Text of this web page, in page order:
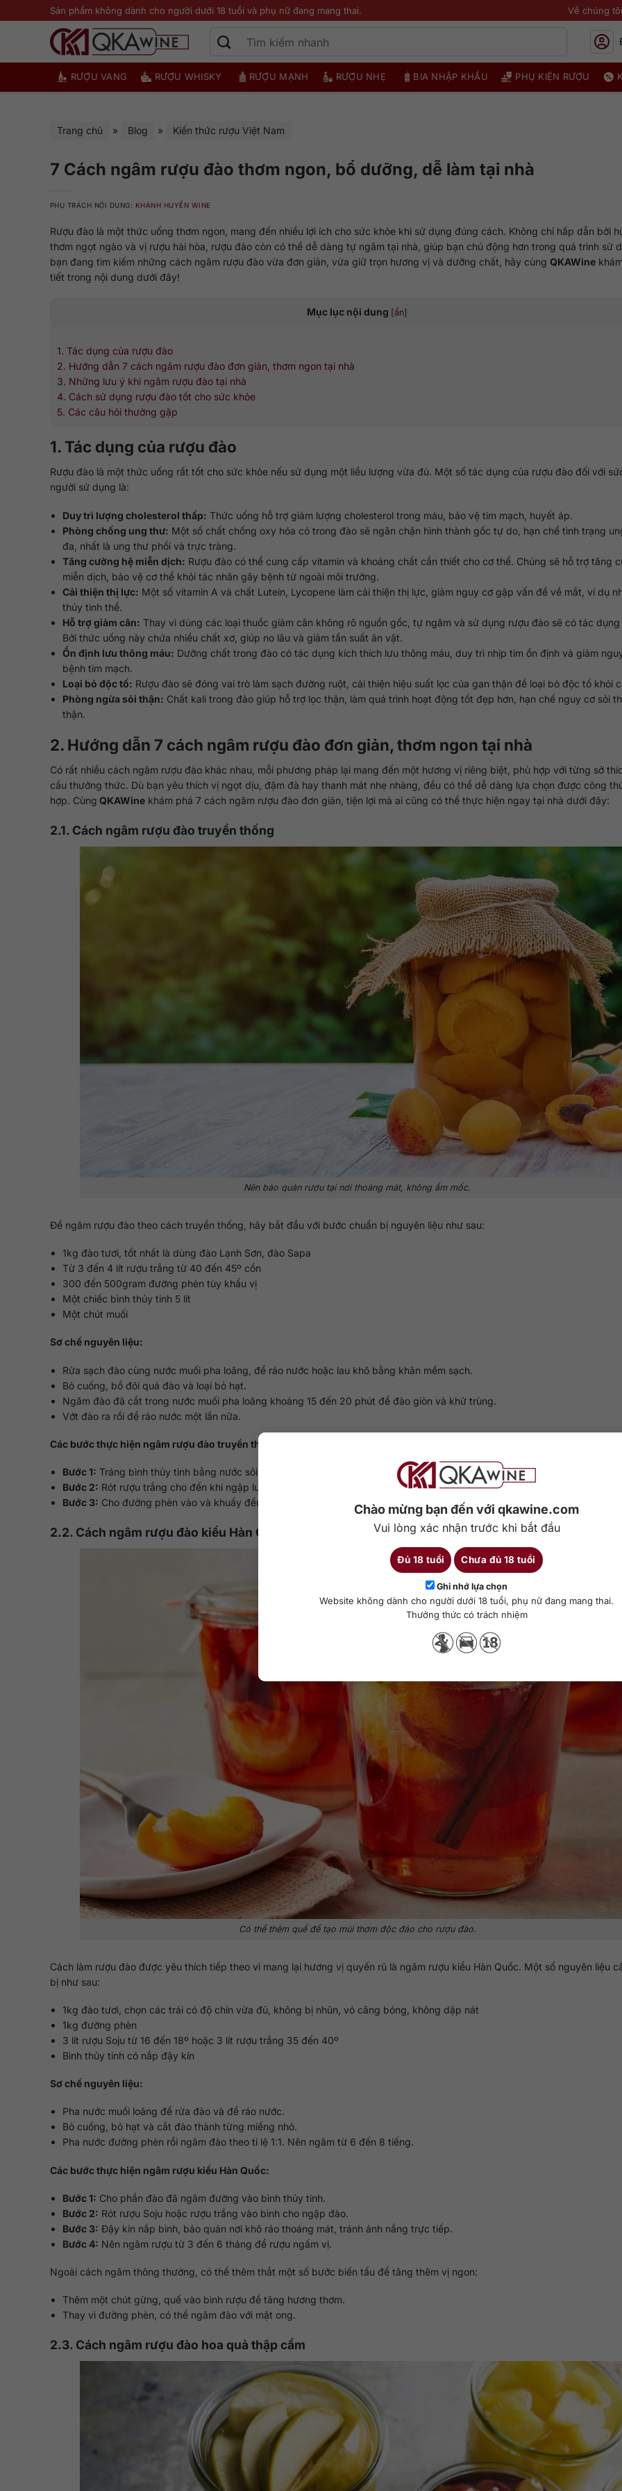
Chào mừng bạn đến với qkawine.com
Vui lòng xác nhận trước khi bắt đầu
Đủ 18 tuổi Chưa đủ 18 tuổi
Ghi nhớ lựa chọn
Website không dành cho người dưới 18 tuổi, phụ nữ đang mang thai.
Thưởng thức có trách nhiệm
qua
Sản phẩm không dành cho người dưới 18 tuổi và phụ nữ đang mang thai. Về chúng tôi
RƯỢU VANG RƯỢU WHISKY RƯỢU MẠNH RƯỢU NHẸ BIA NHẬP KHẨU PHỤ KIỆN RƯỢU
Trang chủ » Blog » Kiến thức rượu Việt Nam
7 Cách ngâm rượu đào thơm ngon, bổ dưỡng, dễ làm tại nhà
PHỤ TRÁCH NỘI DUNG: KHÁNH HUYỀN WINE
Rượu đào là một thức uống thơm ngon, mang đến nhiều lợi ích cho sức khỏe khi sử dụng đúng cách. Không chỉ hấp dẫn bởi
thơm ngọt ngào và vị rượu hài hòa, rượu đào còn có thể dễ dàng tự ngâm tại nhà, giúp bạn chủ động hơn trong quá trình sử
bạn đang tìm kiếm những cách ngâm rượu đào vừa đơn giản, vừa giữ trọn hương vị và dưỡng chất, hãy cùng QKAWine
tiết trong nội dung dưới đây!
Mục lục nội dung [ẩn]
1. Tác dụng của rượu đào
2. Hướng dẫn 7 cách ngâm rượu đào đơn giản, thơm ngon tại nhà
3. Những lưu ý khi ngâm rượu đào tại nhà
4. Cách sử dụng rượu đào tốt cho sức khỏe
5. Các câu hỏi thường gặp
1. Tác dụng của rượu đào
Rượu đào là một thức uống rất tốt cho sức khỏe nếu sử dụng một liều lượng vừa đủ. Một số tác dụng của rượu đào đối với
người sử dụng là:
Duy trì lượng cholesterol thấp: Thức uống hỗ trợ giảm lượng cholesterol trong máu, bảo vệ tim mạch, huyết áp.
Phòng chống ung thư: Một số chất chống oxy hóa có trong đào sẽ ngăn chặn hình thành gốc tự do, hạn chế tình trạng
đa, nhất là ung thư phổi và trực tràng.
Tăng cường hệ miễn dịch: Rượu đào có thể cung cấp vitamin và khoáng chất cần thiết cho cơ thể. Chúng sẽ hỗ trợ tăng
miễn dịch, bảo vệ cơ thể khỏi tác nhân gây bệnh từ ngoài môi trường.
Cải thiện thị lực: Một số vitamin A và chất Lutein, Lycopene làm cải thiện thị lực, giảm nguy cơ gặp vấn đề về mắt, ví dụ
thủy tinh thể.
Hỗ trợ giảm cân: Thay vì dùng các loại thuốc giảm cân không rõ nguồn gốc, tự ngâm và sử dụng rượu đào sẽ có tác dụng
Bởi thức uống này chứa nhiều chất xơ, giúp no lâu và giảm tần suất ăn vặt.
Ổn định lưu thông máu: Dưỡng chất trong đào có tác dụng kích thích lưu thông máu, duy trì nhịp tim ổn định và giảm
bệnh tim mạch.
Loại bỏ độc tố: Rượu đào sẽ đóng vai trò làm sạch đường ruột, cải thiện hiệu suất lọc của gan thận để loại bỏ độc tố khỏi
Phòng ngừa sỏi thận: Chất kali trong đào giúp hỗ trợ lọc thận, làm quá trình hoạt động tốt đẹp hơn, hạn chế nguy cơ sỏi
thận.
2. Hướng dẫn 7 cách ngâm rượu đào đơn giản, thơm ngon tại nhà
Có rất nhiều cách ngâm rượu đào khác nhau, mỗi phương pháp lại mang đến một hương vị riêng biệt, phù hợp với từng sở
cầu thưởng thức. Dù bạn yêu thích vị ngọt dịu, đậm đà hay thanh mát nhẹ nhàng, đều có thể dễ dàng lựa chọn được công
hợp. Cùng QKAWine khám phá 7 cách ngâm rượu đào đơn giản, tiện lợi mà ai cũng có thể thực hiện ngay tại nhà dưới đây:
2.1. Cách ngâm rượu đào truyền thống
Nên bảo quản rượu tại nơi thoáng mát, không ẩm mốc.
Để ngâm rượu đào theo cách truyền thống, hãy bắt đầu với bước chuẩn bị nguyên liệu như sau:
1kg đào tươi, tốt nhất là dùng đào Lạnh Sơn, đào Sapa
Từ 3 đến 4 lít rượu trắng từ 40 đến 45º cồn
300 đến 500gram đường phèn tùy khẩu vị
Một chiếc bình thủy tinh 5 lít
Một chút muối
Sơ chế nguyên liệu:
Rửa sạch đào cùng nước muối pha loãng, để ráo nước hoặc lau khô bằng khăn mềm sạch.
Bỏ cuống, bổ đôi quả đào và loại bỏ hạt.
Ngâm đào đã cắt trong nước muối pha loãng khoảng 15 đến 20 phút để đào giòn và khử trùng.
Vớt đào ra rồi để ráo nước một lần nữa.
Các bước thực hiện ngâm rượu đào truyền thống:
Bước 1: Tráng bình thủy tinh bằng nước sôi, sau đó cho đào vào bình.
Bước 2: Rót rượu trắng cho đến khi ngập lượng đào trong bình.
Bước 3: Cho đường phèn vào và khuấy đều. Để rượu từ 3 đến 6 tháng là có thể thưởng thức.
2.2. Cách ngâm rượu đào kiểu Hàn Quốc
Có thể thêm quế để tạo mùi thơm độc đáo cho rượu đào.
Cách làm rượu đào được yêu thích tiếp theo vì mang lại hương vị quyến rũ là ngâm rượu kiểu Hàn Quốc. Một số nguyên liệu
bị như sau:
1kg đào tươi, chọn các trái có độ chín vừa đủ, không bị nhũn, vỏ căng bóng, không dập nát
1kg đường phèn
3 lít rượu Soju từ 16 đến 18º hoặc 3 lít rượu trắng 35 đến 40º
Bình thủy tinh có nắp đậy kín
Sơ chế nguyên liệu:
Pha nước muối loãng để rửa đào và để ráo nước.
Bỏ cuống, bỏ hạt và cắt đào thành từng miếng nhỏ.
Pha nước đường phèn rồi ngâm đào theo tỉ lệ 1:1. Nên ngâm từ 6 đến 8 tiếng.
Các bước thực hiện ngâm rượu kiểu Hàn Quốc:
Bước 1: Cho phần đào đã ngâm đường vào bình thủy tinh.
Bước 2: Rót rượu Soju hoặc rượu trắng vào bình cho ngập đào.
Bước 3: Đậy kín nắp bình, bảo quản nơi khô ráo thoáng mát, tránh ánh nắng trực tiếp.
Bước 4: Nên ngâm rượu từ 3 đến 6 tháng để rượu ngấm vị.
Ngoài cách ngâm thông thường, có thể thêm thắt một số bước biến tấu để tăng thêm vị ngon:
Thêm một chút gừng, quế vào bình rượu để tăng hương thơm.
Thay vì đường phèn, có thể ngâm đào với mật ong.
2.3. Cách ngâm rượu đào hoa quả thập cẩm